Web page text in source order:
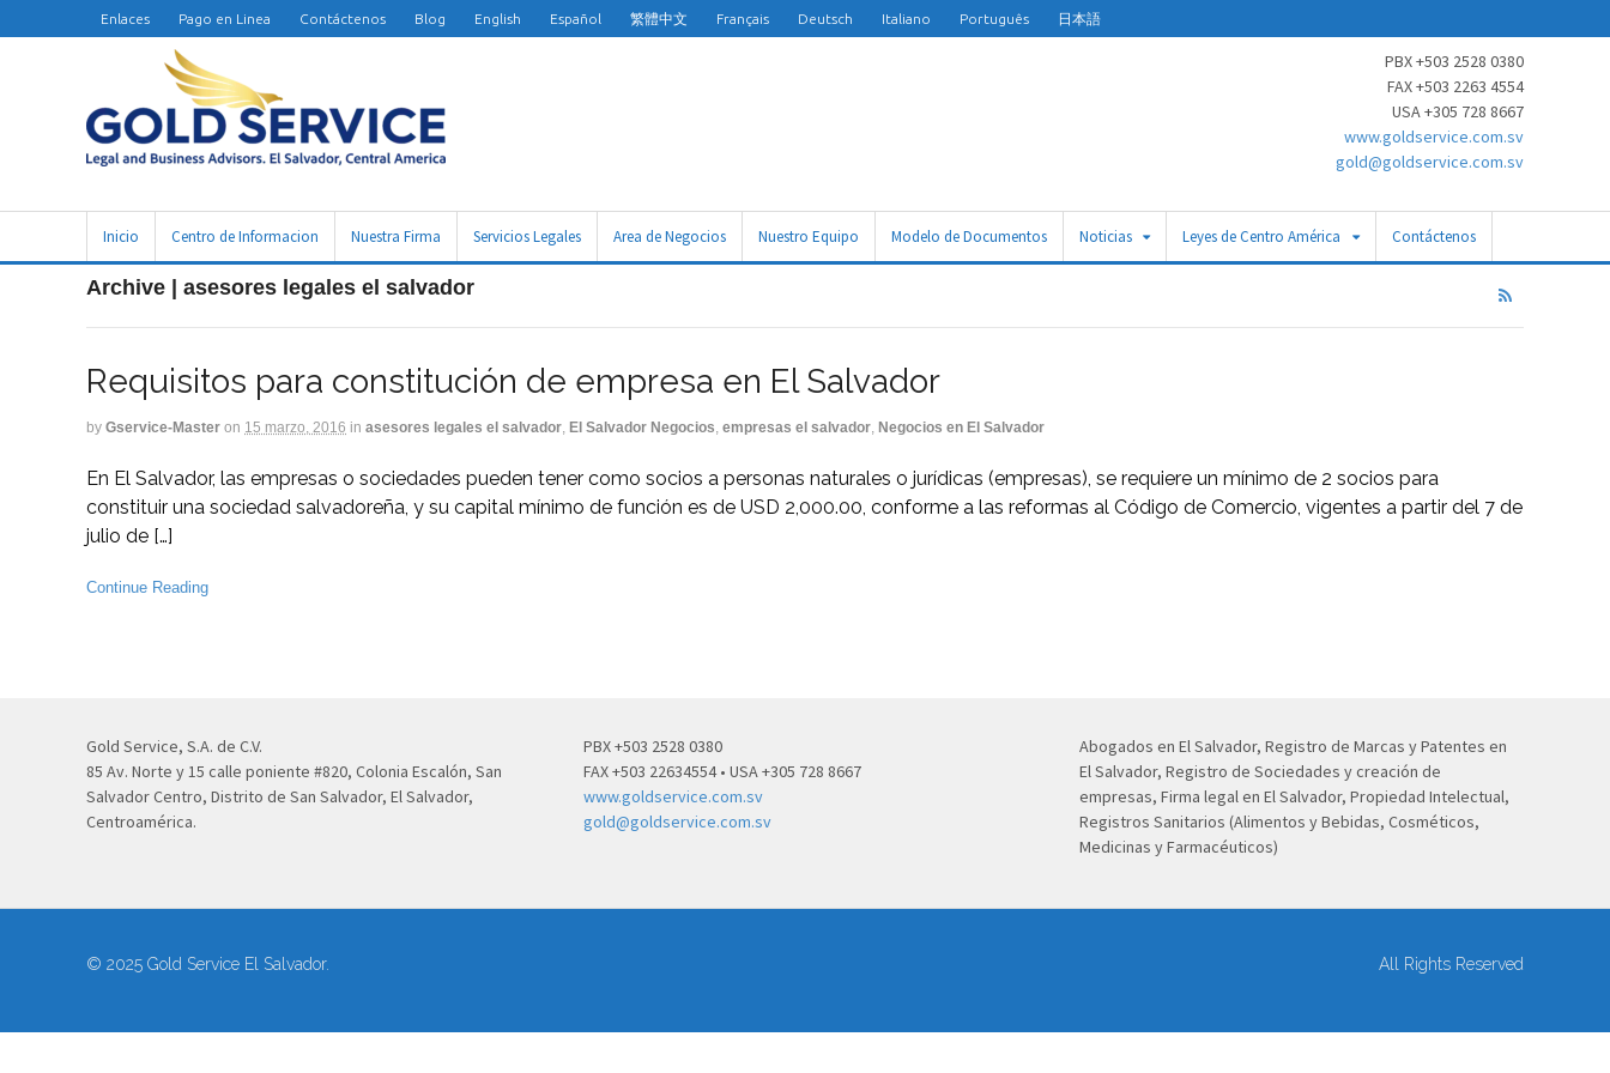
Enlaces Pago en Linea Contáctenos Blog English Español 繁體中文 Français Deutsch Italiano Português 日本語
PBX +503 2528 0380
FAX +503 2263 4554
USA +305 728 8667
www.goldservice.com.sv
gold@goldservice.com.sv
Inicio Centro de Informacion Nuestra Firma Servicios Legales Area de Negocios Nuestro Equipo Modelo de Documentos Noticias Leyes de Centro América Contáctenos
Archive | asesores legales el salvador
Requisitos para constitución de empresa en El Salvador
by Gservice-Master on 15 marzo, 2016 in asesores legales el salvador, El Salvador Negocios, empresas el salvador, Negocios en El Salvador
En El Salvador, las empresas o sociedades pueden tener como socios a personas naturales o jurídicas (empresas), se requiere un mínimo de 2 socios para
constituir una sociedad salvadoreña, y su capital mínimo de función es de USD 2,000.00, conforme a las reformas al Código de Comercio, vigentes a partir del 7 de
julio de […]
Continue Reading
Gold Service, S.A. de C.V.
85 Av. Norte y 15 calle poniente #820, Colonia Escalón, San
Salvador Centro, Distrito de San Salvador, El Salvador,
Centroamérica.
PBX +503 2528 0380
FAX +503 22634554 • USA +305 728 8667
www.goldservice.com.sv
gold@goldservice.com.sv
Abogados en El Salvador, Registro de Marcas y Patentes en
El Salvador, Registro de Sociedades y creación de
empresas, Firma legal en El Salvador, Propiedad Intelectual,
Registros Sanitarios (Alimentos y Bebidas, Cosméticos,
Medicinas y Farmacéuticos)
© 2025 Gold Service El Salvador. All Rights Reserved